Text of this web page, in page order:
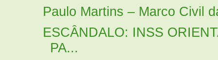
Paulo Martins – Marco Civil
ESCÂNDALO: INSS
PA...